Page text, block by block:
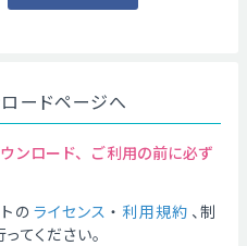
ードページへ
ンロード、ご利用の前に必ず
の ライセンス ・ 利用規約 、制
てください。